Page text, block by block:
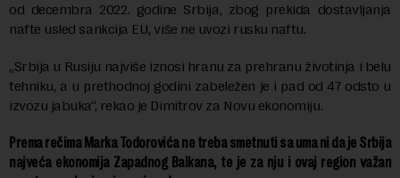
od decembra 2022. godine Srbija, zbog prekida dostavljanja
nafte usled sankcija EU, više ne uvozi rusku naftu.
„Srbija u Rusiju najviše iznosi hranu za prehranu životinja i belu
tehniku, a u prethodnoj godini zabeležen je i pad od 47 odsto u
izvozu jabuka“, rekao je Dimitrov za Novu ekonomiju.
Prema rečima Marka Todorovića ne treba smetnuti sa uma ni da je Srbija
najveća ekonomija Zapadnog Balkana, te je za nju i ovaj region važan